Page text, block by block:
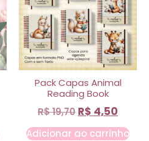
Pack Capas Animal
Reading Book
R$19,70 R$ 4,50
Adicionar ao carrinho